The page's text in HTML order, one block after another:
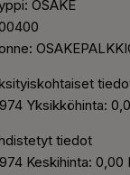
OSAKE
Yksikköhinta:
tiedot
Keskihinta: 0,00